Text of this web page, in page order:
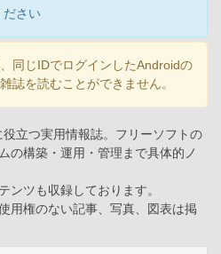
さい
同じIDでログインしたAndroidの
誌を読むことができません。
立つ実用情報誌。フリーソフトの
の構築・運用・管理まで具体的ノ
ツも収録しております。
用権のない記事、写真、図表は掲